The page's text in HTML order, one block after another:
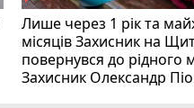
Лише через 1 рік та
місяців Захисник на
повернувся до рідного
Захисник Олександр